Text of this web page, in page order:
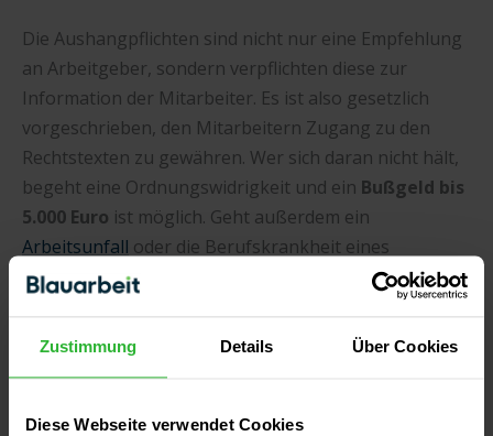
Zustimmung Details Über Cookies
Diese Webseite verwendet Cookies
Die Aushangpflichten sind nicht nur eine Empfehlung
an Arbeitgeber, sondern verpflichten diese zur
Information der Mitarbeiter. Es ist also gesetzlich
vorgeschrieben, den Mitarbeitern Zugang zu den
Rechtstexten zu gewähren. Wer sich daran nicht hält,
begeht eine Ordnungswidrigkeit und ein Bußgeld bis
5.000 Euro ist möglich. Geht außerdem ein
Arbeitsunfall oder die Berufskrankheit eines
Mitarbeiters auf fehlende Sicherheitsbestimmungen
Schadenersatz
verpflichtet werden.
VERFASST VON